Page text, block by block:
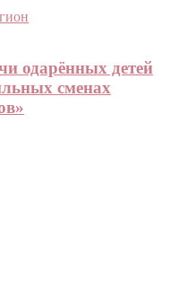
одарённых детей
сменах